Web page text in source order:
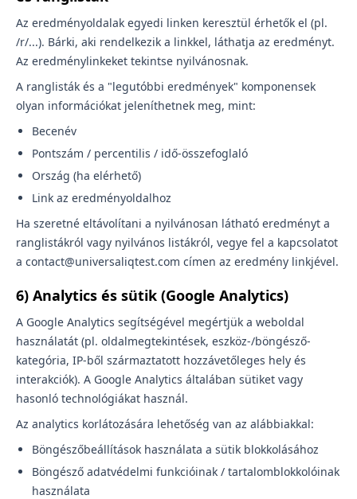
Az eredményoldalak egyedi linken keresztül érhetők el (pl.
/r/...). Bárki, aki rendelkezik a linkkel, láthatja az eredményt.
Az eredménylinkeket tekintse nyilvánosnak.
A ranglisták és a "legutóbbi eredmények" komponensek
olyan információkat jeleníthetnek meg, mint:
Becenév
Pontszám / percentilis / idő-összefoglaló
Ország (ha elérhető)
Link az eredményoldalhoz
Ha szeretné eltávolítani a nyilvánosan látható eredményt a
ranglistákról vagy nyilvános listákról, vegye fel a kapcsolatot
a contact@universaliqtest.com címen az eredmény linkjével.
6) Analytics és sütik (Google Analytics)
A Google Analytics segítségével megértjük a weboldal
használatát (pl. oldalmegtekintések, eszköz-/böngésző-
kategória, IP-ből származtatott hozzávetőleges hely és
interakciók). A Google Analytics általában sütiket vagy
hasonló technológiákat használ.
Az analytics korlátozására lehetőség van az alábbiakkal:
Böngészőbeállítások használata a sütik blokkolásához
Böngésző adatvédelmi funkcióinak / tartalomblokkolóinak
használata